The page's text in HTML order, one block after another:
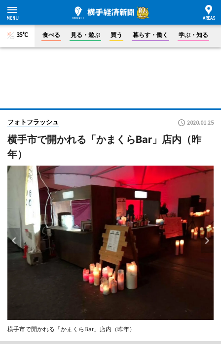
35°C 食べる 見る・遊ぶ 買う 暮らす・働く 学ぶ・知る
フォトフラッシュ 2020.01.25
横手市で開かれる「かまくらBar」店内（昨
年）
横手市で開かれる「かまくらBar」店内（昨年）